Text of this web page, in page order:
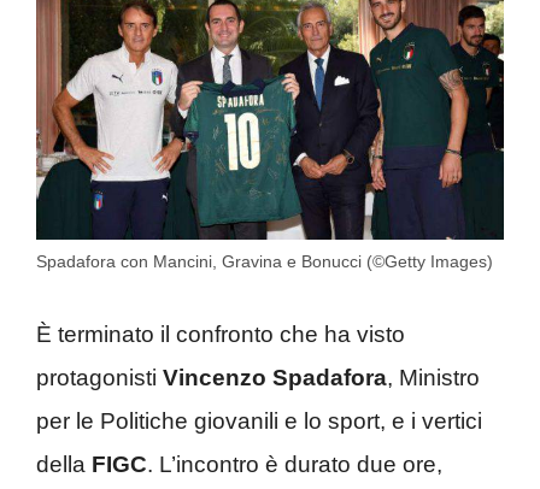
Spadafora con Mancini, Gravina e Bonucci (©Getty Images)
È terminato il confronto che ha visto
protagonisti Vincenzo Spadafora, Ministro
per le Politiche giovanili e lo sport, e i vertici
della FIGC. L’incontro è durato due ore,